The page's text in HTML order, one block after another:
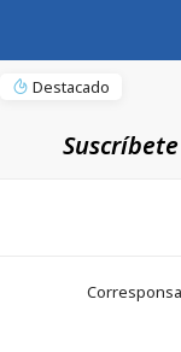
Destacado